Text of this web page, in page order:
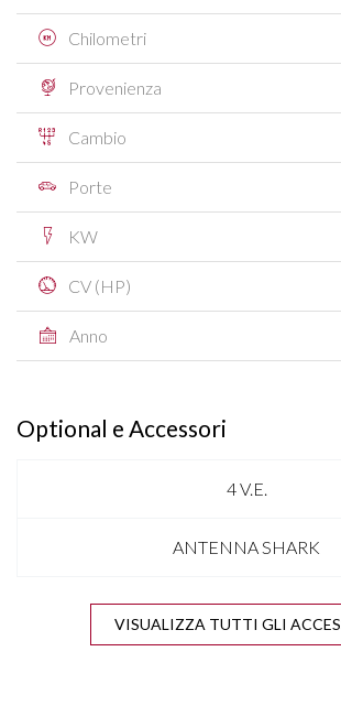
Chilometri
Provenienza
Cambio
Porte
KW
CV (HP)
Anno
Optional e Accessori
4 V.E.
ANTENNA SHARK
APPLE CARPLAY &
VISUALIZZA TUTTI GLI